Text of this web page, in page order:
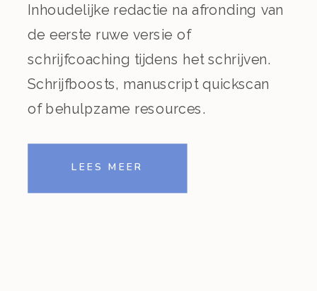
Inhoudelijke redactie na afronding van
de eerste ruwe versie of
schrijfcoaching tijdens het schrijven.
Schrijfboosts, manuscript quickscan
of behulpzame resources.
LEES MEER